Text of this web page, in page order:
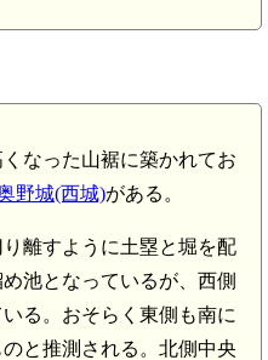
なった山裾に築かれてお
野城(西城)がある。
離すように土塁と堀を配
池となっているが、西側
る。おそらく東側も南に
と推測される。北側中央